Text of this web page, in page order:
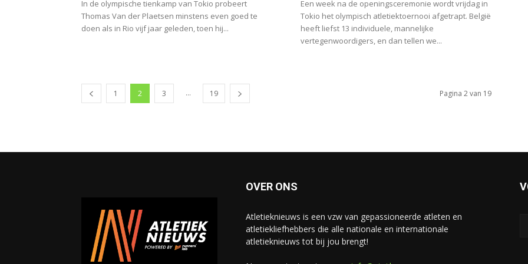
In de olympische tienkamp van Tokio probeert
Thomas Van der Plaetsen minstens even goed te
doen als in Rio vijf jaar geleden, toen hij...
Een week na de openingsceremonie wordt vrijdag in
Tokio het olympisch atletiektoernooi afgetrapt. België
heeft liefst 13 individuele, mannelijke
vertegenwoordigers, en dan tellen we...
1 2 3 ... 19 Pagina 2 van 19
OVER ONS
Atletieknieuws is een vzw van gepassioneerde atleten en
atletiekliefhebbers die alle nationale en internationale
atletieknieuws tot bij jou brengt!